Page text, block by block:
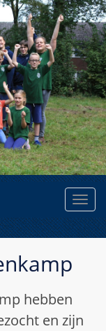
hebben
en zijn